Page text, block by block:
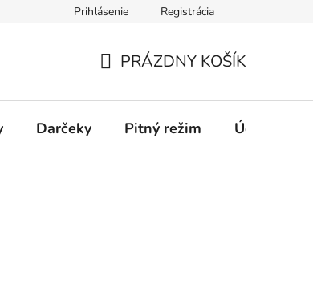
Prihlásenie Registrácia
KOŠÍK
PRÁZDNY KOŠÍK
Darčeky Pitný režim Údržba